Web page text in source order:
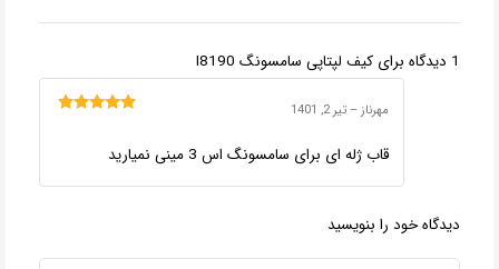
1 دیدگاه برای کیف لپتاپی سامسونگ I8190
مهرناز– تیر 2, 1401
قاب ژله ای برای سامسونگ اس 3 مینی نمیارید
دیدگاه خود را بنویسید